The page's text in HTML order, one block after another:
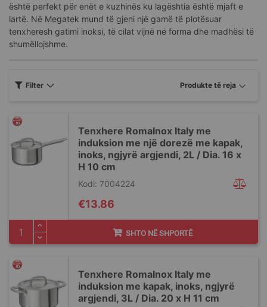
është perfekt për enët e kuzhinës ku lagështia është mjaft e
lartë. Në Megatek mund të gjeni një gamë të plotësuar
tenxheresh gatimi inoksi, të cilat vijnë në forma dhe madhësi të
shumëllojshme.
Tenxhere RomaInox Italy me
induksion me një dorezë me kapak,
inoks, ngjyrë argjendi, 2L / Dia. 16 x
H 10 cm
Kodi: 7004224
€13.86
SHTO NË SHPORTË
Tenxhere RomaInox Italy me
induksion me kapak, inoks, ngjyrë
argjendi, 3L / Dia. 20 x H 11 cm
Filter